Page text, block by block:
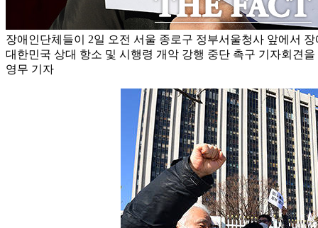
장애인단체들이 2일 오전 서울 종로구 정부서울청사 앞에서
대한민국 상대 항소 및 시행령 개악 강행 중단 촉구 기자회견
영무 기자